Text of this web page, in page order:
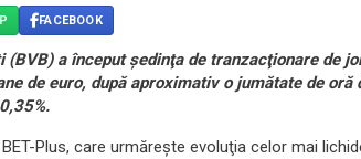
FACEBOOK
(BVB) a început şedinţa de tranzacţionare de
de euro, după aproximativ o jumătate de oră
Plus, care urmăreşte evoluţia celor mai